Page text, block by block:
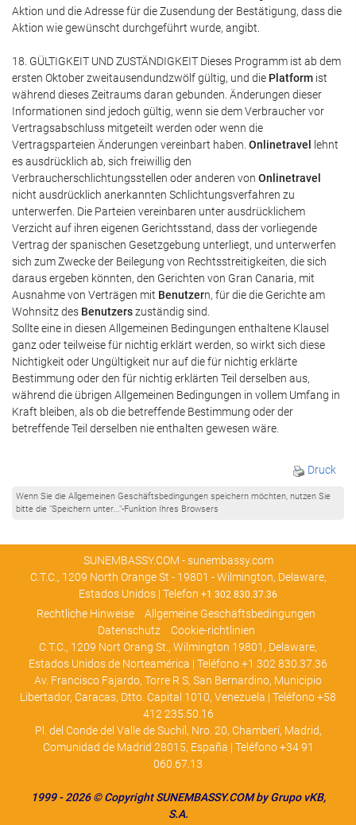
Aktion und die Adresse für die Zusendung der Bestätigung, dass die
Aktion wie gewünscht durchgeführt wurde, angibt.
18. GÜLTIGKEIT UND ZUSTÄNDIGKEIT Dieses Programm ist ab dem
ersten Oktober zweitausendundzwölf gültig, und die Platform ist
während dieses Zeitraums daran gebunden. Änderungen dieser
Informationen sind jedoch gültig, wenn sie dem Verbraucher vor
Vertragsabschluss mitgeteilt werden oder wenn die
Vertragsparteien Änderungen vereinbart haben. Onlinetravel
lehnt
es ausdrücklich ab, sich freiwillig den
Verbraucherschlichtungsstellen oder anderen von Onlinetravel
nicht ausdrücklich anerkannten Schlichtungsverfahren zu
unterwerfen. Die Parteien vereinbaren unter ausdrücklichem
Verzicht auf ihren eigenen Gerichtsstand, dass der vorliegende
Vertrag der spanischen Gesetzgebung unterliegt, und unterwerfen
sich zum Zwecke der Beilegung von Rechtsstreitigkeiten, die sich
daraus ergeben könnten, den Gerichten von Gran Canaria, mit
Ausnahme von Verträgen mit Benutzern, für die die Gerichte am
Wohnsitz des Benutzerszuständig sind.
Sollte eine in diesen Allgemeinen Bedingungen enthaltene Klausel
ganz oder teilweise für nichtig erklärt werden, so wirkt sich diese
Nichtigkeit oder Ungültigkeit nur auf die für nichtig erklärte
Bestimmung oder den für nichtig erklärten Teil derselben aus,
während die übrigen Allgemeinen Bedingungen in vollem Umfang in
Kraft bleiben, als ob die betreffende Bestimmung oder der
betreffende Teil derselben nie enthalten gewesen wäre.
Druck
Wenn Sie die Allgemeinen Geschäftsbedingungen speichern möchten, nutzen Sie
bitte die "Speichern unter..."-Funktion Ihres Browsers
SUNEMBASSY.COM - sunembassy.com
C.T.C., 1209 North Orange St - 19801 - Wilmington, Delaware,
Estados Unidos | Telefon +1 302 830.37.36
Rechtliche Hinweise
Allgemeine Geschäftsbedingungen
Datenschutz
Cookie-richtlinien
C.T.C., 1209 Nort Orang St., Wilmington 19801, Delaware,
Estados Unidos de Norteamérica | Teléfono +1 302 830.37.36
Av. Francisco Fajardo, Torre R S, San Bernardino, Municipio
Libertador, Caracas, Dtto. Capital 1010, Venezuela | Teléfono +58
412 235.50.16
Pl. del Conde del Valle de Suchíl, Nro. 20, Chamberí, Madrid,
Comunidad de Madrid 28015, España | Teléfono +34 91
060.67.13
1999 - 2026 © Copyright SUNEMBASSY.COM by Grupo vKB,
S.A.